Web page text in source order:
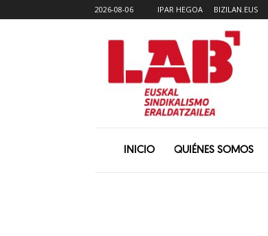
2026-08-06 IPAR HEGOA BIZILAN.EUS
INICIO QUIÉNES SOMOS